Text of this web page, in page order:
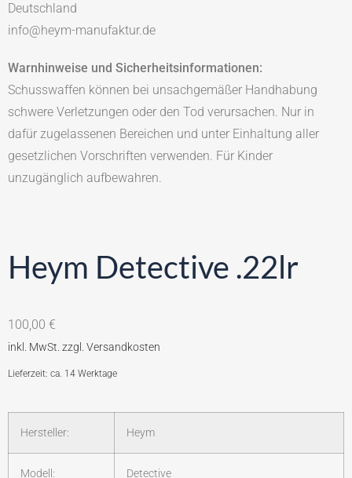
Deutschland
info@heym-manufaktur.de
Warnhinweise und Sicherheitsinformationen:
Schusswaffen können bei unsachgemäßer Handhabung
schwere Verletzungen oder den Tod verursachen. Nur in
dafür zugelassenen Bereichen und unter Einhaltung aller
gesetzlichen Vorschriften verwenden. Für Kinder
unzugänglich aufbewahren.
Heym Detective .22lr
100,00 €
Lieferzeit: ca. 14 Werktage
Hersteller: Heym
Modell: Detective